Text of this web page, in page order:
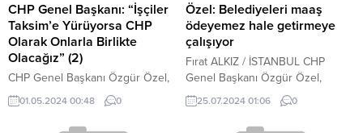
CHP Genel Başkanı: “İşçiler
Taksim’e Yürüyorsa CHP
Olarak Onlarla Birlikte
Olacağız” (2)
CHP Genel Başkanı Özgür Özel,
"Yarın CHP 55 ilde, 120
merkezde. Ancak hangi ilde,
nerede 1 Mayıs kutlaması varsa
01.05.2024 00:48 0
Özel: Belediyeleri maaş
ödeyemez hale getirmeye
çalışıyor
Fırat ALKIZ / İSTANBUL CHP
Genel Başkanı Özgür Özel,
Adalar Belediyesi'ni ziyaret
ederek gazetecilerin sorularını
25.07.2024 01:06 0